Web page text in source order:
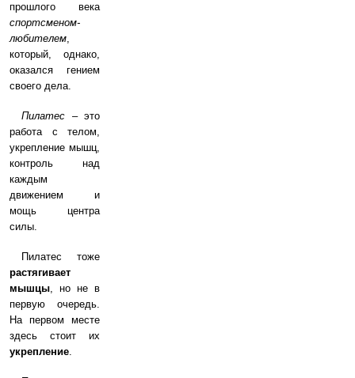
прошлого века
спортсменом-
любителем,
который, однако,
оказался гением
своего дела.
Пилатес – это
работа с телом,
укрепление мышц,
контроль над
каждым
движением и
мощь центра
силы.
Пилатес тоже
растягивает
мышцы, но не в
первую очередь.
На первом месте
здесь стоит их
укрепление.